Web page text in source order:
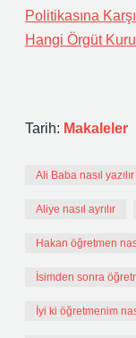
Politikasına
Hangi Örgüt
Tarih: Makaleler
Ali Baba nasıl yazılır
Aliye nasıl ayrılır
Hakan öğretmen
İsimden sonra
İyi ki öğretmenim